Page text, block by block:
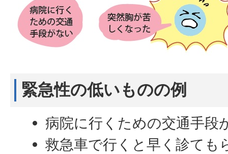
緊急性の低いものの例
病院に行くための交通手段
救急車で行くと早く診ても